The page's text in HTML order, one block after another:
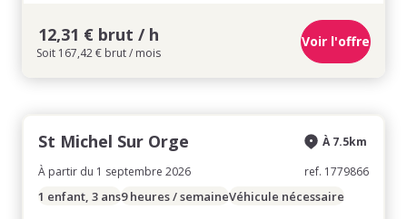
12,31 € brut / h
Soit 167,42 € brut / mois
Voir l'offre
St Michel Sur Orge
À partir du 1 septembre 2026
À 7.5km
ref. 1779866
1 enfant, 3 ans9 heures / semaineVéhicule nécessaire